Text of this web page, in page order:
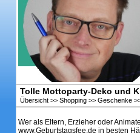
Tolle Mottoparty-Deko und
Übersicht >> Shopping >> Geschenke
Wer als Eltern, Erzieher oder
www.Geburtstagsfee.de in besten